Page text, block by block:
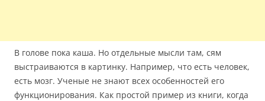
В голове пока каша. Но отдельные мысли там, сям
выстраиваются в картинку. Например, что есть человек,
есть мозг. Ученые не знают всех особенностей его
функционирования. Как простой пример из книги, когда